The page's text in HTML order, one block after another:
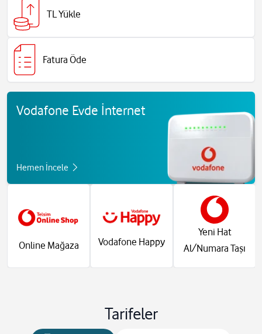
TL Yükle
Fatura Öde
Online Mağaza Vodafone Happy
Yeni Hat
Al/Numara Taşı
Vodafone Evde İnternet
Hemen İncele
Tarifeler